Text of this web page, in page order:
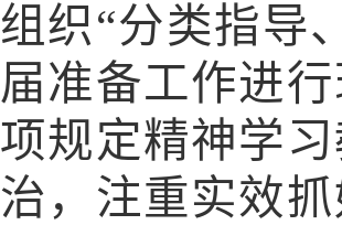
组织“分类指导
届准备工作进
项规定精神学
治，注重实效